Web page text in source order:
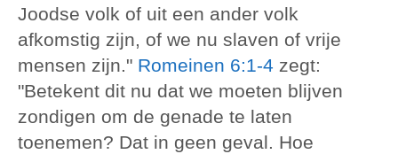
Joodse volk of uit een ander volk
afkomstig zijn, of we nu slaven of vrije
mensen zijn." Romeinen 6:1-4 zegt:
"Betekent dit nu dat we moeten blijven
zondigen om de genade te laten
toenemen? Dat in geen geval. Hoe